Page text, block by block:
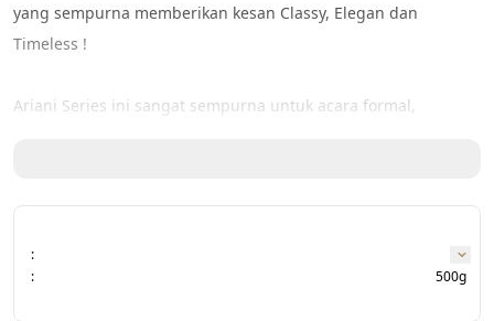
yang sempurna memberikan kesan Classy, Elegan dan
Timeless !
Ariani Series ini sangat sempurna untuk acara formal,
tidak terawang, dan sangat nyaman digunakan seharian)
:
:
500g